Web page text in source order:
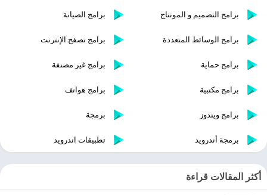
برامج التصميم و المونتاج برامج الصيانة
برامج الوسائط المتعددة برامج تصفح الإنترنت
برامج حماية برامج غير مصنفة
برامج مكتبية برامج هواتف
برامج ويندوز برمجة
برمجة أندرويد تطبيقات اندرويد
أكثر المقالات قراءة